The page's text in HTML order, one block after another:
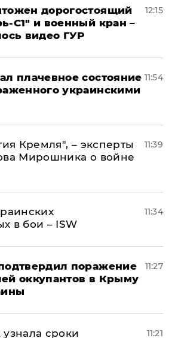
дорогостоящий
С1" и военный кран –
видео ГУР
12:15
плачевное состояние
украинскими
11:54
Кремля", – эксперты
Мирошника о войне
11:39
в бои – ISW
11:34
поражение
оккупантов в Крыму
11:27
сроки 11:21